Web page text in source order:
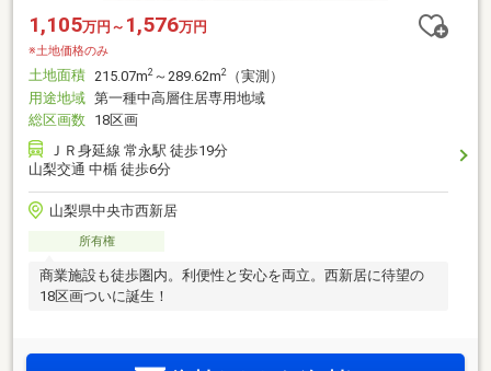
1,105万円～ 1,576万円
※土地価格のみ
土地面積 215.07m2 ～289.62m2
（実測）
用途地域 第一種中高層住居専用地域
総区画数 18区画
ＪＲ身延線 常永駅 徒歩19分
山梨交通 中楯 徒歩6分
山梨県中央市西新居
所有権
商業施設も徒歩圏内。利便性と安心を両立。西新居に待望の
18区画ついに誕生！